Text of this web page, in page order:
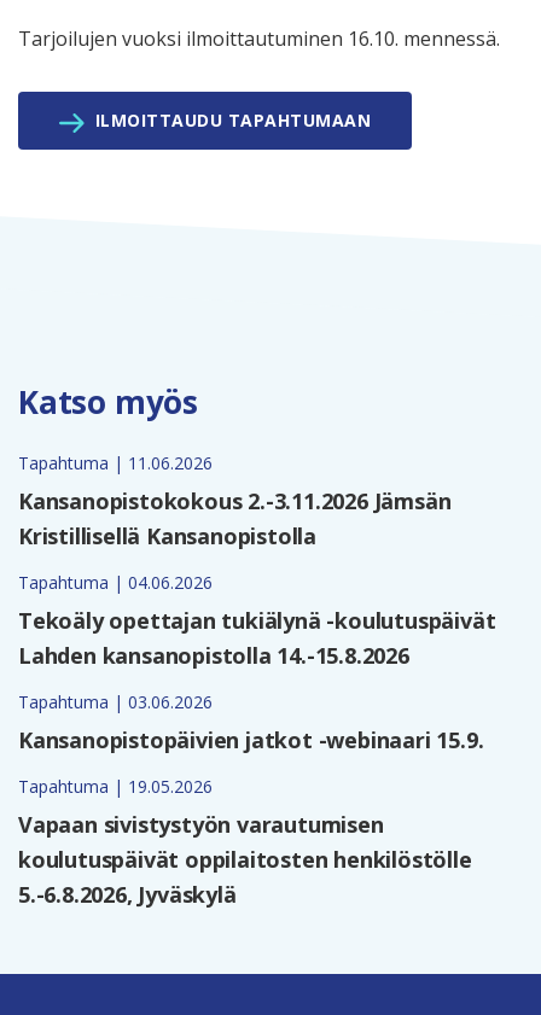
Tarjoilujen vuoksi ilmoittautuminen 16.10. mennessä.
ILMOITTAUDU TAPAHTUMAAN
Katso myös
Tapahtuma | 11.06.2026
Kansanopistokokous 2.-3.11.2026 Jämsän
Kristillisellä Kansanopistolla
Tapahtuma | 04.06.2026
Tekoäly opettajan tukiälynä -koulutuspäivät
Lahden kansanopistolla 14.-15.8.2026
Tapahtuma | 03.06.2026
Kansanopistopäivien jatkot -webinaari 15.9.
Tapahtuma | 19.05.2026
Vapaan sivistystyön varautumisen
koulutuspäivät oppilaitosten henkilöstölle
5.-6.8.2026, Jyväskylä